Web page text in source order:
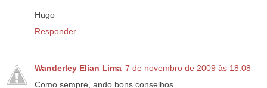
Hugo
Responder
Wanderley Elian Lima 7 de novembro de 2009 às 18:08
Como sempre, ando bons conselhos.